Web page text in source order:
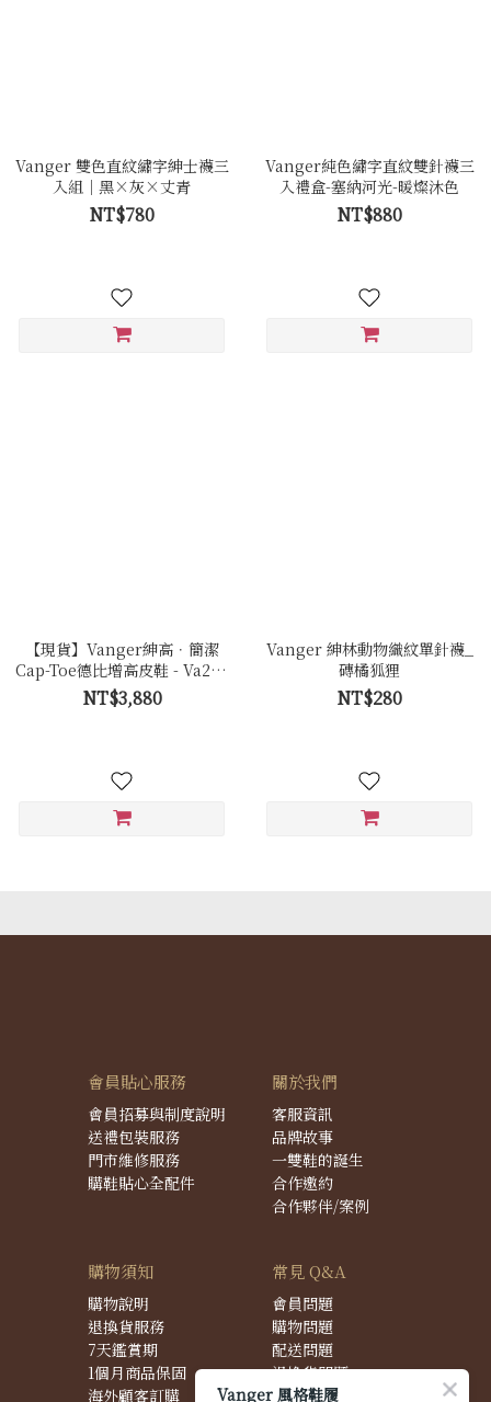
Vanger 雙色直紋繡字紳士襪三
入組｜黑×灰×丈青
NT$780
Vanger純色繡字直紋雙針襪三
入禮盒-塞納河光-暖燦沐色
NT$880
【現貨】Vanger紳高．簡潔
Cap-Toe德比增高皮鞋 - Va254
黑
NT$3,880
Vanger 紳林動物織紋單針襪_
磚橘狐狸
NT$280
會員貼心服務
會員招募與制度說明
送禮包裝服務
門市維修服務
購鞋貼心全配件
關於我們
客服資訊
品牌故事
一雙鞋的誕生
合作邀約
合作夥伴/案例
購物須知
購物說明
退換貨服務
7天鑑賞期
1個月商品保固
海外顧客訂購
常見 Q&A
會員問題
購物問題
配送問題
退換貨問題
商品問題
Vanger 風格鞋履